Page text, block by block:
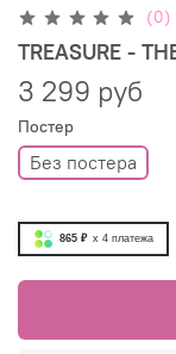
(0)
TREASURE -
3 299 руб
Постер
Без постера
865 ₽ x 4 платежа